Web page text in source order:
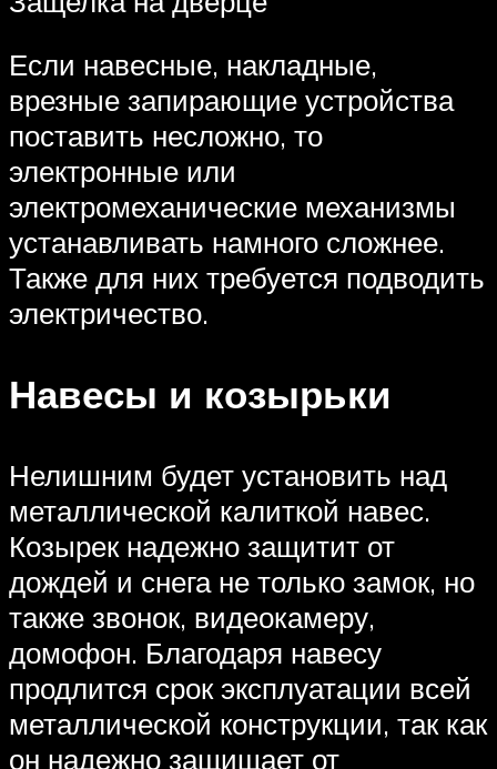
Если навесные, накладные,
врезные запирающие устройства
поставить несложно, то
электронные или
электромеханические механизмы
устанавливать намного сложнее.
Также для них требуется подводить
электричество.
Навесы и козырьки
Нелишним будет установить над
металлической калиткой навес.
Козырек надежно защитит от
дождей и снега не только замок, но
также звонок, видеокамеру,
домофон. Благодаря навесу
продлится срок эксплуатации всей
металлической конструкции, так как
он надежно защищает от